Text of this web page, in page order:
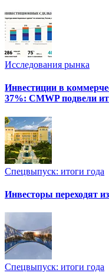
Исследования рынка
Инвестиции в
37%: CMWP подвели
Спецвыпуск: итоги года
Инвесторы переходят
Спецвыпуск: итоги года